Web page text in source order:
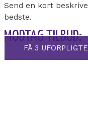
Send en kort
bedste.
MODTAG TILBUD:
FÅ 3